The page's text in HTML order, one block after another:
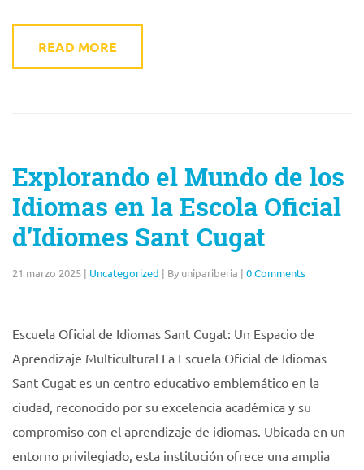
READ MORE
Explorando el Mundo de los
Idiomas en la Escola Oficial
d’Idiomes Sant Cugat
21 marzo 2025 | Uncategorized | By unipariberia | 0 Comments
Escuela Oficial de Idiomas Sant Cugat: Un Espacio de
Aprendizaje Multicultural La Escuela Oficial de Idiomas
Sant Cugat es un centro educativo emblemático en la
ciudad, reconocido por su excelencia académica y su
compromiso con el aprendizaje de idiomas. Ubicada en un
entorno privilegiado, esta institución ofrece una amplia